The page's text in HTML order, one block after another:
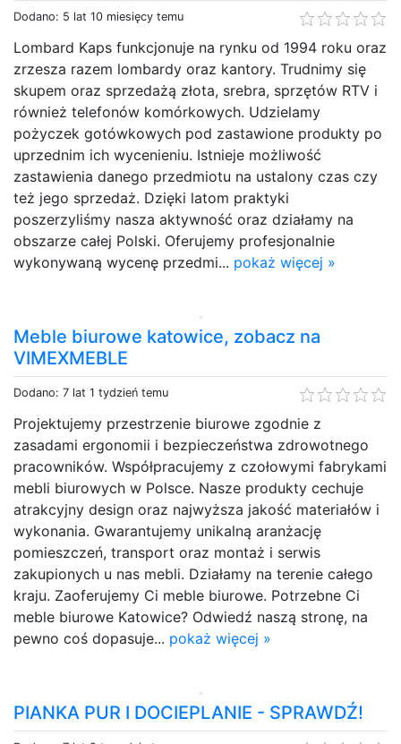
Dodano: 5 lat 10 miesięcy temu
Lombard Kaps funkcjonuje na rynku od 1994 roku oraz
zrzesza razem lombardy oraz kantory. Trudnimy się
skupem oraz sprzedażą złota, srebra, sprzętów RTV i
również telefonów komórkowych. Udzielamy
pożyczek gotówkowych pod zastawione produkty po
uprzednim ich wycenieniu. Istnieje możliwość
zastawienia danego przedmiotu na ustalony czas czy
też jego sprzedaż. Dzięki latom praktyki
poszerzyliśmy nasza aktywność oraz działamy na
obszarze całej Polski. Oferujemy profesjonalnie
wykonywaną wycenę przedmi... pokaż więcej »
Meble biurowe katowice, zobacz na
VIMEXMEBLE
Dodano: 7 lat 1 tydzień temu
Projektujemy przestrzenie biurowe zgodnie z
zasadami ergonomii i bezpieczeństwa zdrowotnego
pracowników. Współpracujemy z czołowymi fabrykami
mebli biurowych w Polsce. Nasze produkty cechuje
atrakcyjny design oraz najwyższa jakość materiałów i
wykonania. Gwarantujemy unikalną aranżację
pomieszczeń, transport oraz montaż i serwis
zakupionych u nas mebli. Działamy na terenie całego
kraju. Zaoferujemy Ci meble biurowe. Potrzebne Ci
meble biurowe Katowice? Odwiedź naszą stronę, na
pewno coś dopasuje... pokaż więcej »
PIANKA PUR I DOCIEPLANIE - SPRAWDŹ!